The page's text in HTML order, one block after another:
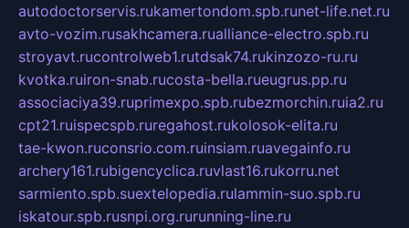
autodoctorservis.rukamertondom.spb.runet-life.net.ru
avto-vozim.rusakhcamera.rualliance-electro.spb.ru
stroyavt.rucontrolweb1.rutdsak74.rukinzozo-ru.ru
kvotka.ruiron-snab.rucosta-bella.rueugrus.pp.ru
associaciya39.ruprimexpo.spb.rubezmorchin.ruia2.ru
cpt21.ruispecspb.ruregahost.rukolosok-elita.ru
tae-kwon.ruconsrio.com.ruinsiam.ruavegainfo.ru
archery161.rubigencyclica.ruvlast16.rukorru.net
sarmiento.spb.suextelopedia.rulammin-suo.spb.ru
iskatour.spb.rusnpi.org.rurunning-line.ru